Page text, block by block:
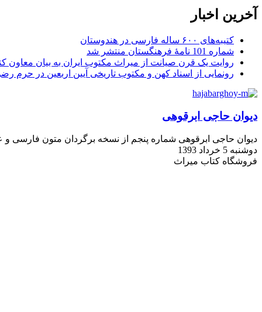
آخرین اخبار
کتیبه‌های ۶۰۰ ساله فارسی در هندوستان
شماره 101 نامۀ فرهنگستان منتشر شد
روایت یک قرن صیانت از میراث مکتوب ایران به بیان معاون
رونمایی از اسناد کهن و مکتوب تاریخی آیین اربعین در حرم
دیوان حاجی ابرقوهی
دیوان حاجی ابرقوهی شماره پنجم از نسخه برگردان متون
دوشنبه 5 خرداد 1393
فروشگاه کتاب میراث